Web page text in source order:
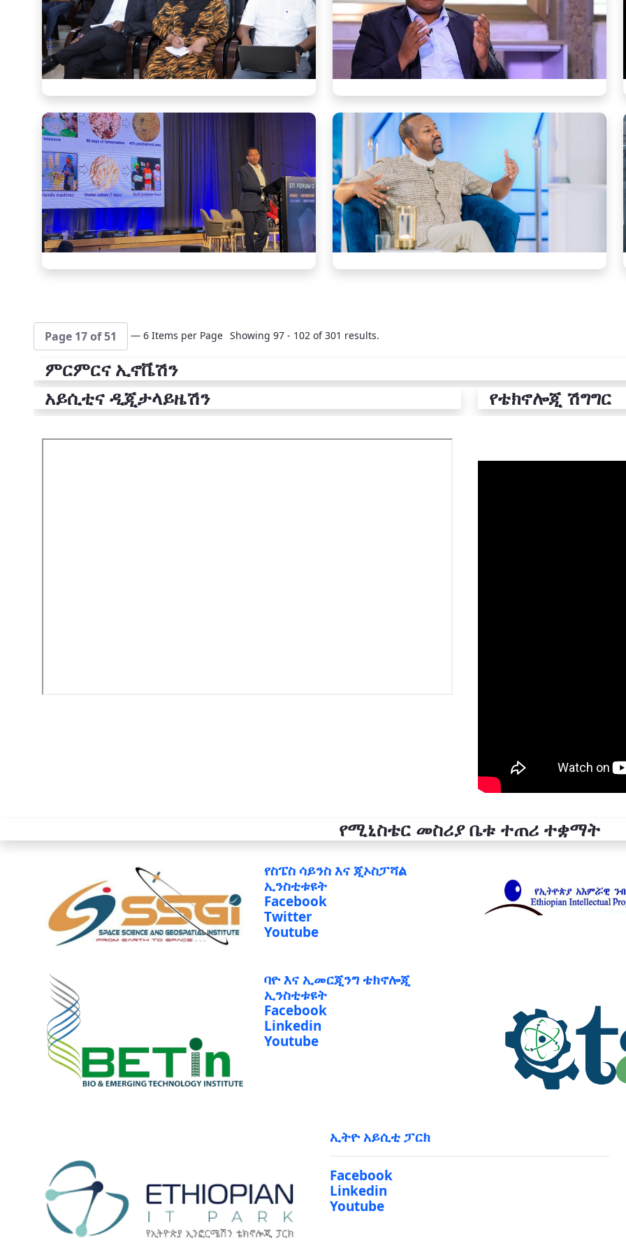
Page 17 of 51 — 6 Items per Page Showing 97 - 102 of 301 results.
ምርምርና ኢኖቬሽን
አይሲቲና ዲጂታላይዜሽን
የቴክኖሎጂ ሽግግር
የሚኒስቴር መስሪያ ቤቱ ተጠሪ ተቋማት
የስፔስ ሳይንስ እና ጂኦስፓሻል
ኢንስቲቱዩት
Facebook
Twitter
Youtube
ባዮ እና ኢመርጂንግ ቴክኖሎጂ
ኢንስቲቱዩት
Facebook
Linkedin
Youtube
ኢትዮ አይሲቲ ፓርክ
Facebook
Linkedin
Youtube